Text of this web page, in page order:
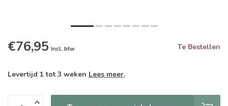
€76,95 Incl. btw Te Bestellen
Levertijd 1 tot 3 weken Lees meer.